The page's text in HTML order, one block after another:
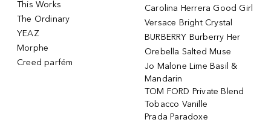
This Works
The Ordinary
YEAZ
Morphe
Creed parfém
Carolina Herrera Good Girl
Versace Bright Crystal
BURBERRY Burberry Her
Orebella Salted Muse
Jo Malone Lime Basil &
Mandarin
TOM FORD Private Blend
Tobacco Vanille
Prada Paradoxe